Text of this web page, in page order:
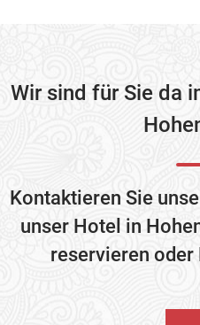
Wir sind für Sie da
Kontaktieren Sie
unser Hotel in
reservieren oder